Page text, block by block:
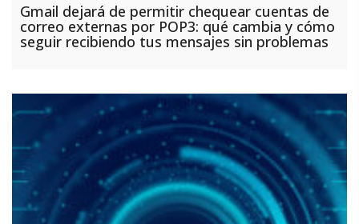
Gmail dejará de permitir chequear cuentas de
correo externas por POP3: qué cambia y cómo
seguir recibiendo tus mensajes sin problemas